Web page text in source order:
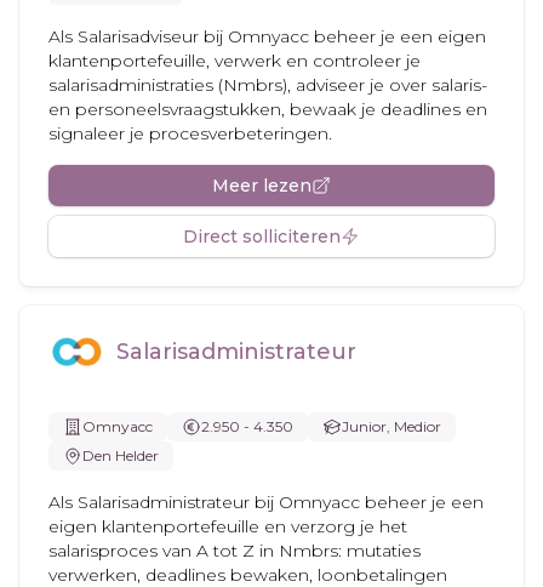
Als Salarisadviseur bij Omnyacc beheer je een eigen
klantenportefeuille, verwerk en controleer je
salarisadministraties (Nmbrs), adviseer je over salaris-
en personeelsvraagstukken, bewaak je deadlines en
signaleer je procesverbeteringen.
Meer lezen
Direct solliciteren
Salarisadministrateur
Omnyacc 2.950 - 4.350
Junior, Medior
Den Helder
Als Salarisadministrateur bij Omnyacc beheer je een
eigen klantenportefeuille en verzorg je het
salarisproces van A tot Z in Nmbrs: mutaties
verwerken, deadlines bewaken, loonbetalingen